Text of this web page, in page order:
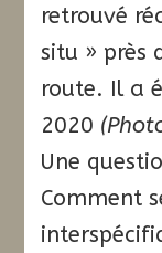
retrouvé
situ » près
route. Il a
2020
Une
Comment